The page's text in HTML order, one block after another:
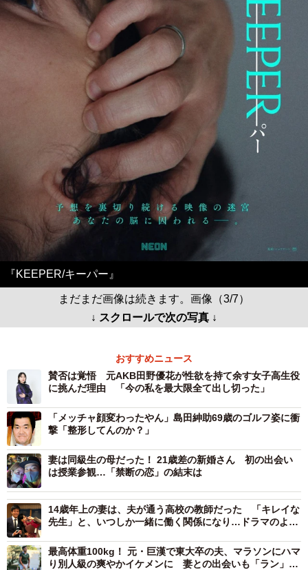
『KEEPER/キーパー』
まだまだ画像は続きます。画像（3/7）
↓ スクロールで次の写真 ↓
おすすめニュース
賛否は覚悟 元AKB田野優花が性欲を持て余す女子高生役
に挑んだ理由 「今の私を最大限全て出し切った」
「メッチャ顔変わったやん」島田紳助69歳のゴルフ姿に衝
撃「整形してんのか？」
妻は同級生の母だった！ 21歳差の新婚さん 初の出会い
は授業参観…「禁断の恋」の結末は
14歳年上の妻は、夫が通う高校の教師だった 「キレイな
先生」と、いつしか一緒に働く関係になり…ドラマのよう
最高体重100kg！ 元・巨漢で東大卒の夫、マラソンにハマ
り別人級の爽やかイケメンに 妻との出会いも「ラン」だ